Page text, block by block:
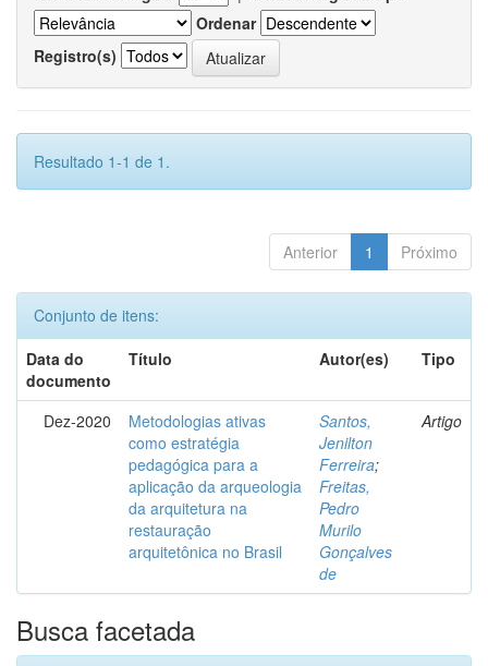
Ordenar
Registro(s)
Resultado 1-1 de 1.
Anterior 1 Próximo
Conjunto de itens:
Data do
documento
Título Autor(es) Tipo
Dez-2020
Metodologias ativas
como estratégia
pedagógica para a
aplicação da arqueologia
da arquitetura na
restauração
arquitetônica no Brasil
Santos,
Jenilton
Ferreira;
Freitas,
Pedro
Murilo
Gonçalves
de
Artigo
Busca facetada